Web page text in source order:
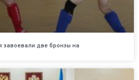
две бронзы на